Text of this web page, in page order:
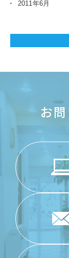
2011年6月
お